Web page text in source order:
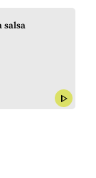
salsa
play_arrow